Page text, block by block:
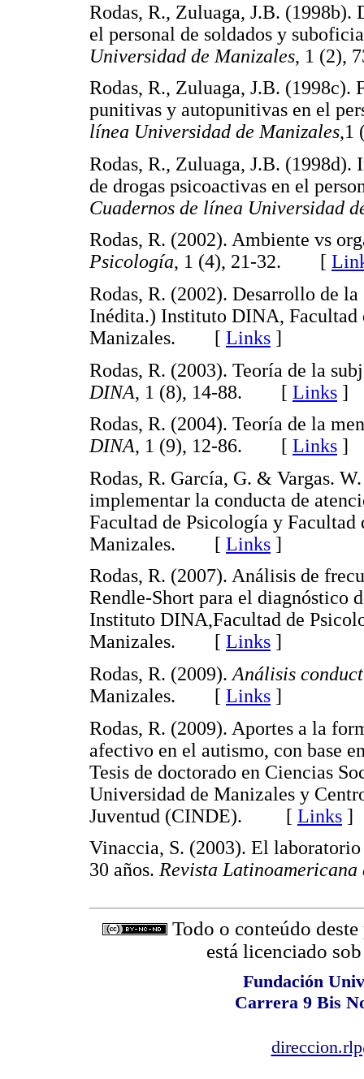
Rodas, R., Zuluaga, J.B. (1998b).
el personal de soldados y
Universidad de Manizales, 1
Rodas, R., Zuluaga, J.B. (1998c).
punitivas y autopunitivas en el
línea Universidad de Manizales,1
Rodas, R., Zuluaga, J.B. (1998d).
de drogas psicoactivas en el
Cuadernos de línea Universidad
Rodas, R. (2002). Ambiente vs
Psicología, 1 (4), 21-32. [
Rodas, R. (2002). Desarrollo de
Inédita.) Instituto DINA, Facultad
Manizales. [ Links ]
Rodas, R. (2003). Teoría de la
DINA, 1 (8), 14-88. [ Links ]
Rodas, R. (2004). Teoría de la
DINA, 1 (9), 12-86. [ Links ]
Rodas, R. García, G. & Vargas.
implementar la conducta de
Facultad de Psicología y
Manizales. [ Links ]
Rodas, R. (2007). Análisis de
Rendle-Short para el diagnóstico
Instituto DINA,Facultad de
Manizales. [ Links ]
Rodas, R. (2009). Análisis
Manizales. [ Links ]
Rodas, R. (2009). Aportes a la
afectivo en el autismo, con base
Tesis de doctorado en Ciencias
Universidad de Manizales y
Juventud (CINDE). [ Links ]
Vinaccia, S. (2003). El
30 años. Revista
Todo o conteúdo
está licenciado
Fundación
Carrera 9 Bis